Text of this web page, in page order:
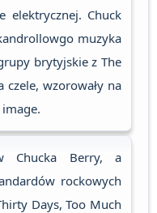
elektrycznej. Chuck
muzyka
brytyjskie z The
czele, wzorowały na
Chucka Berry, a
rockowych
Days, Too Much